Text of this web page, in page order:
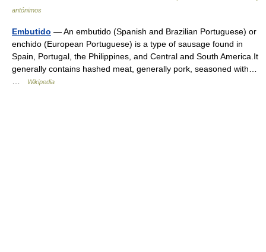
antónimos
Embutido — An embutido (Spanish and Brazilian Portuguese) or
enchido (European Portuguese) is a type of sausage found in
Spain, Portugal, the Philippines, and Central and South America.It
generally contains hashed meat, generally pork, seasoned with…
Wikipedia